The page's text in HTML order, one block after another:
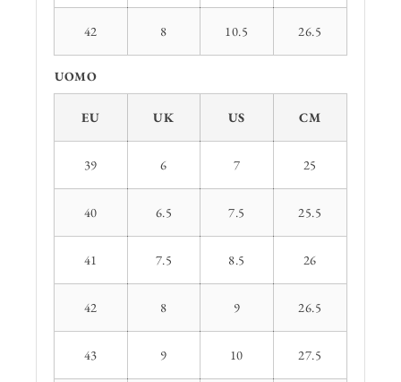
42 8 10.5 26.5
UOMO
EU UK US CM
39 6 7 25
40 6.5 7.5 25.5
41 7.5 8.5 26
42 8 9 26.5
43 9 10 27.5